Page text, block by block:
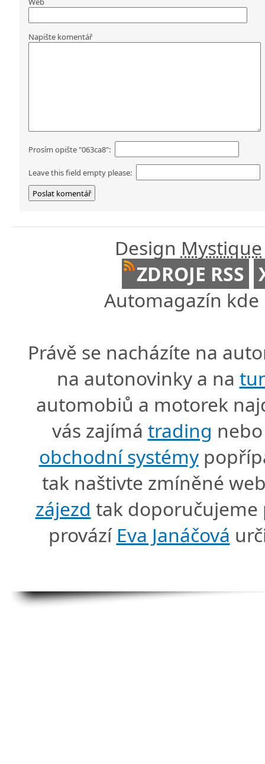
Napište komentář
Prosím opište "063ca8":
Leave this field empty please:
Design Mystique
ZDROJE RSS
Automagazín
Právě se nacházíte na
na autonovinky a na
automobiů a motorek
vás zajímá trading
obchodní systémy
tak naštivte zmíněné
zájezd tak doporučujeme
provází Eva Janáčová